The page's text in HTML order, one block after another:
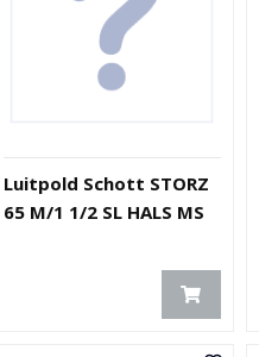
Luitpold Schott STORZ
65 M/1 1/2 SL HALS MS